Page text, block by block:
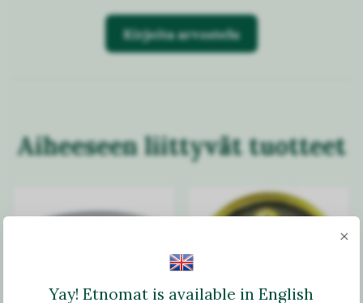
Kirjoita arvostelu
Aiheeseen liittyvät tuotteet
×
Yay! Etnomat is available in English